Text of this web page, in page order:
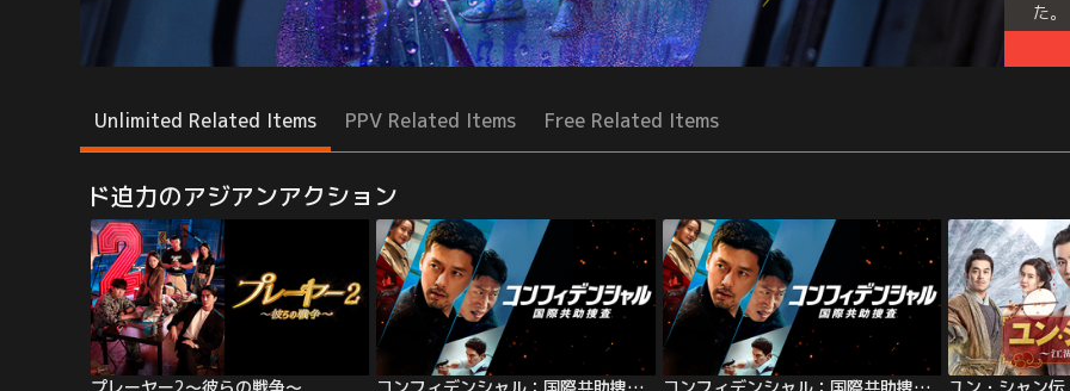
た。
Unlimited Related Items PPV Related Items Free Related Items
ド迫力のアジアンアクション